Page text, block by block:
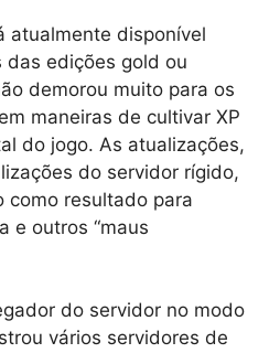
atualmente disponível
das edições gold ou
demorou muito para os
maneiras de cultivar XP
do jogo. As atualizações,
do servidor rígido,
como resultado para
e outros “maus
do servidor no modo
vários servidores de